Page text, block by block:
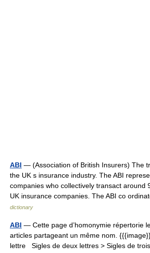
ABI — (Association of British Insurers) The
the UK s insurance industry. The ABI
companies who collectively transact around
UK insurance companies. The ABI co
dictionary
ABI — Cette page d’homonymie répertorie
articles partageant un même nom.
lettre Sigles de deux lettres > Sigles de